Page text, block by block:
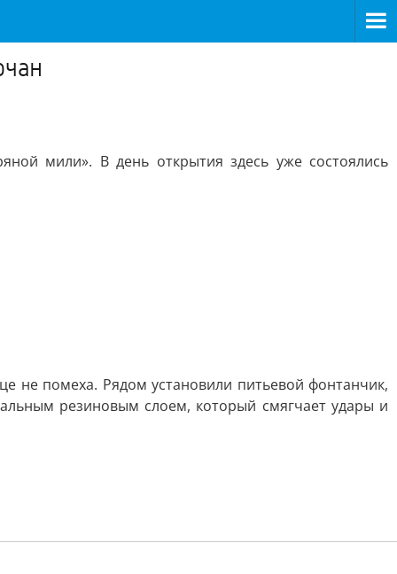
мили». В день открытия здесь уже состоялись
не помеха. Рядом установили питьевой фонтанчик,
резиновым слоем, который смягчает удары и